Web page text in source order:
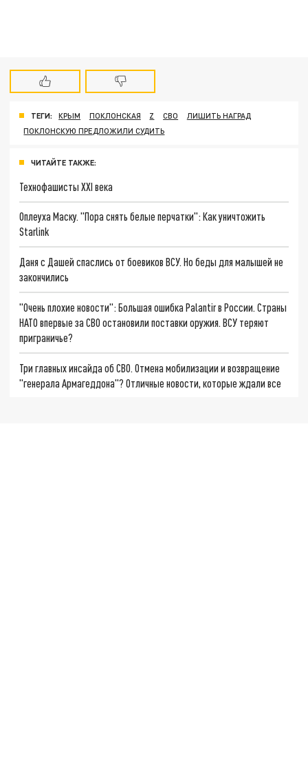
ТЕГИ: КРЫМ ПОКЛОНСКАЯ Z СВО
ЛИШИТЬ НАГРАД
ПОКЛОНСКУЮ ПРЕДЛОЖИЛИ СУДИТЬ
ЧИТАЙТЕ ТАКЖЕ:
Технофашисты XXI века
Оплеуха Маску. "Пора снять белые перчатки": Как уничтожить
Starlink
Даня с Дашей спаслись от боевиков ВСУ. Но беды для малышей не
закончились
"Очень плохие новости": Большая ошибка Palantir в России. Страны
НАТО впервые за СВО остановили поставки оружия. ВСУ теряют
приграничье?
Три главных инсайда об СВО. Отмена мобилизации и возвращение
"генерала Армагеддона"? Отличные новости, которые ждали все